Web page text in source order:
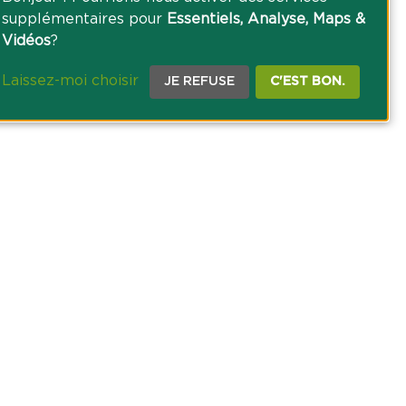
supplémentaires pour Essentiels, Analyse, Maps &
Vidéos?
Laissez-moi choisir JE REFUSE C'EST BON.